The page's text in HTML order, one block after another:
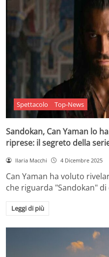
Spettacolo Top-News
Sandokan, Can Yaman lo
riprese: il segreto della
Ilaria Macchi 4 Dicembre 2025
Can Yaman ha voluto
che riguarda "Sandokan"
Leggi di più